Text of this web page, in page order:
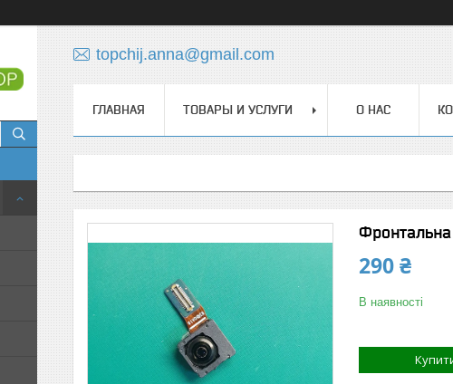
topchij.anna@gmail.com
ГЛАВНАЯ ТОВАРЫ И УСЛУГИ О НАС
290 ₴
В наявності